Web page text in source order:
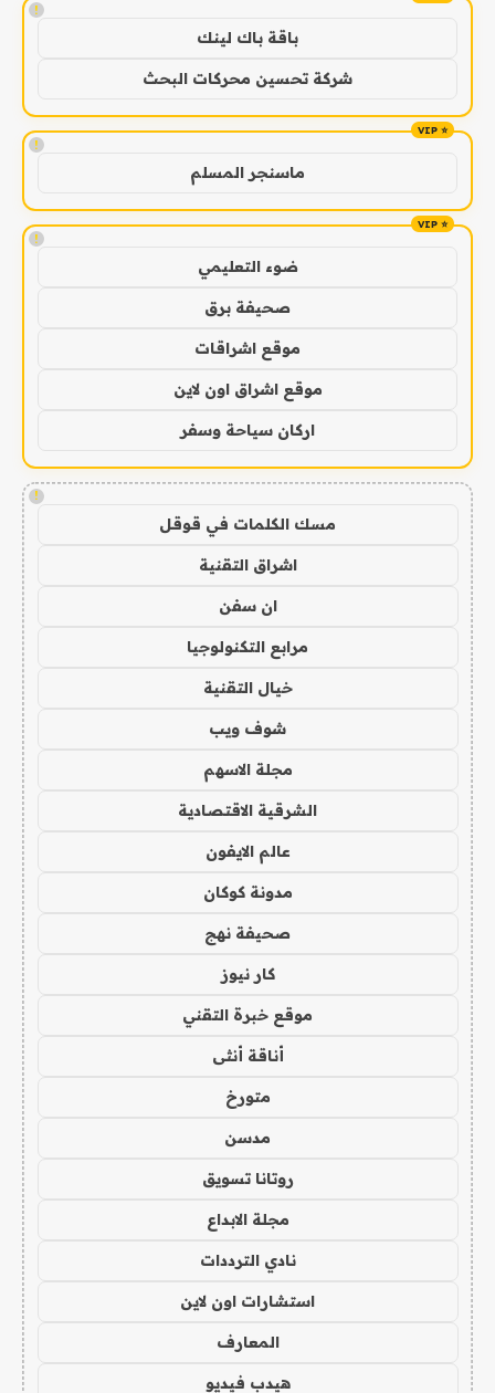
!
باقة باك لينك
شركة تحسين محركات البحث
!
ماسنجر المسلم
!
ضوء التعليمي
صحيفة برق
موقع اشراقات
موقع اشراق اون لاين
اركان سياحة وسفر
!
مسك الكلمات في قوقل
اشراق التقنية
ان سفن
مرابع التكنولوجيا
خيال التقنية
شوف ويب
مجلة الاسهم
الشرقية الاقتصادية
عالم الايفون
مدونة كوكان
صحيفة نهج
كار نيوز
موقع خبرة التقني
أناقة أنثى
متورخ
مدسن
روتانا تسويق
مجلة الابداع
نادي الترددات
استشارات اون لاين
المعارف
هيدب فيديو